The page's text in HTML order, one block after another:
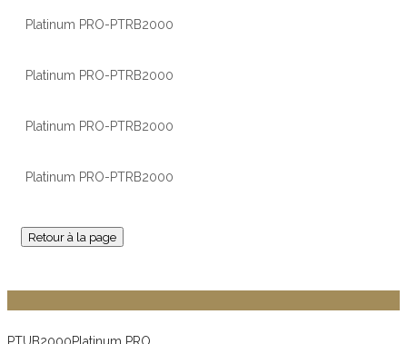
Platinum PRO-PTRB2000
Platinum PRO-PTRB2000
Platinum PRO-PTRB2000
Platinum PRO-PTRB2000
Retour à la page
PTUB2000Platinum PRO